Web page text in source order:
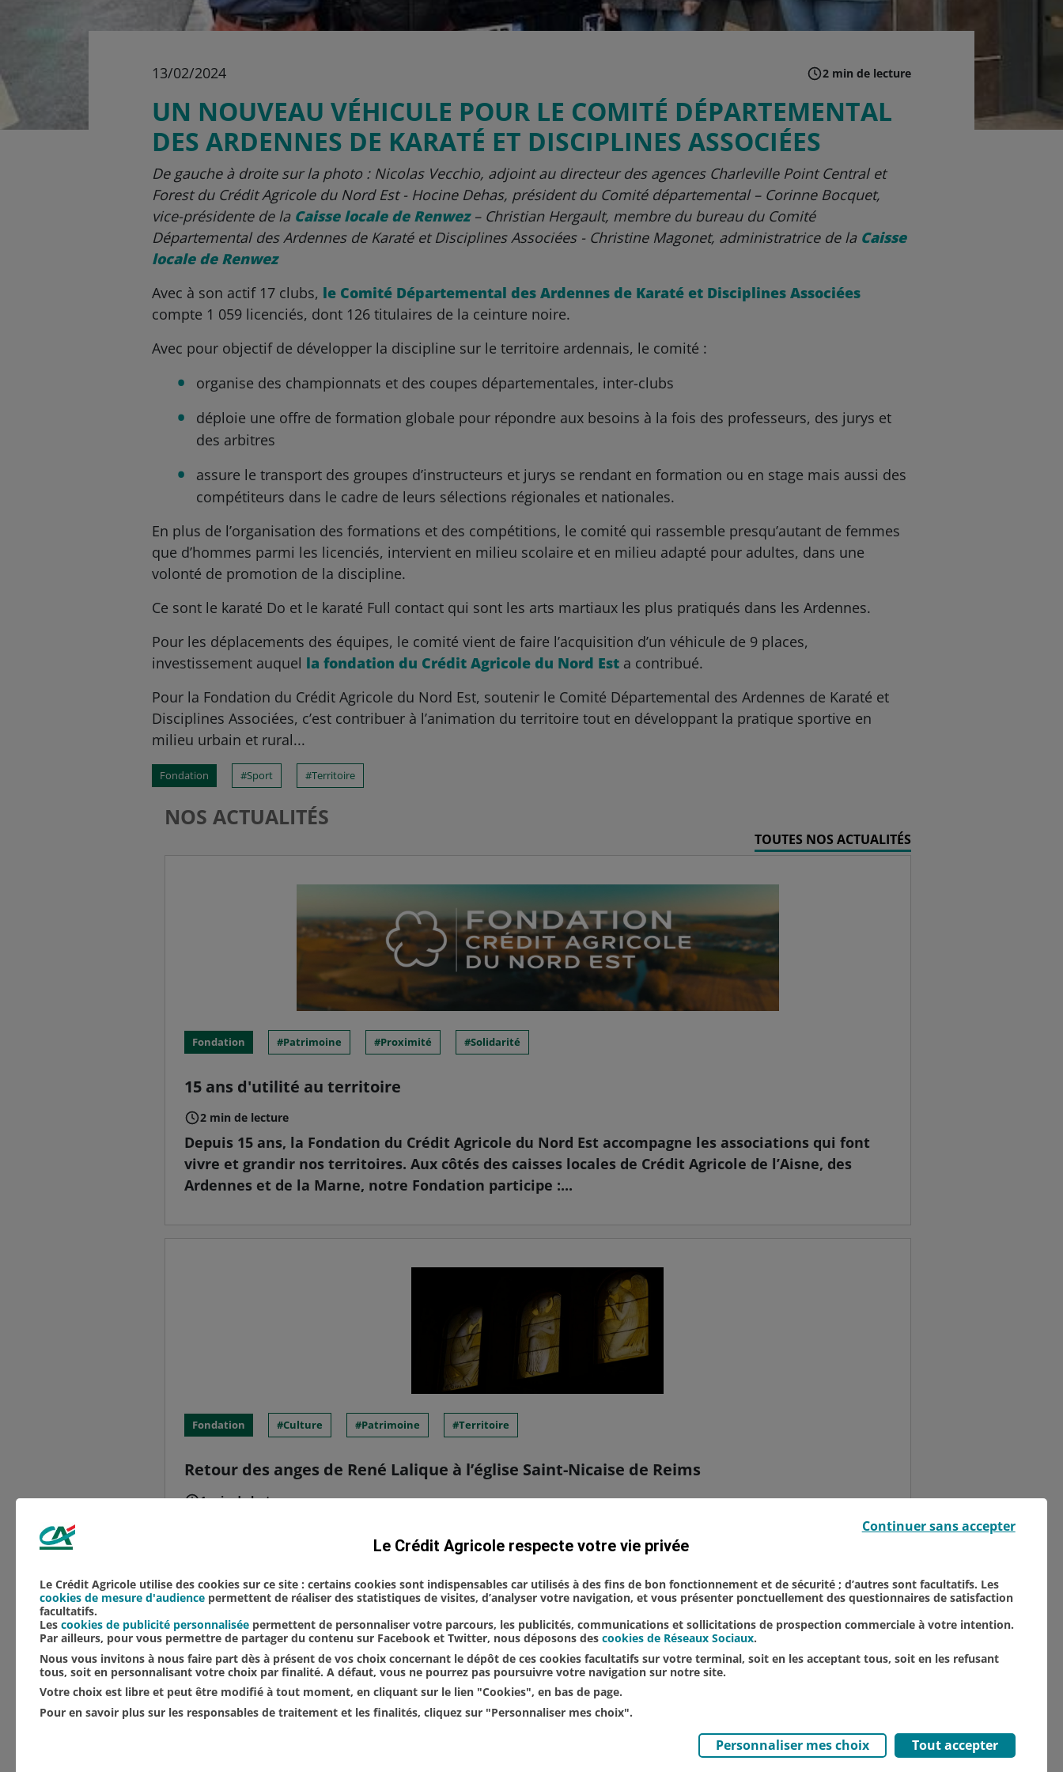
13/02/2024 2 min de lecture
UN NOUVEAU VÉHICULE POUR LE COMITÉ DÉPARTEMENTAL
DES ARDENNES DE KARATÉ ET DISCIPLINES ASSOCIÉES
De gauche à droite sur la photo : Nicolas Vecchio, adjoint au directeur des agences Charleville Point Central et
Forest du Crédit Agricole du Nord Est - Hocine Dehas, président du Comité départemental – Corinne Bocquet,
vice-présidente de la Caisse locale de Renwez– Christian Hergault, membre du bureau du Comité
Départemental des Ardennes de Karaté et Disciplines Associées - Christine Magonet, administratrice de la Caisse
locale de Renwez
Avec à son actif 17 clubs, le Comité Départemental des Ardennes de Karaté et Disciplines Associées
compte 1 059 licenciés, dont 126 titulaires de la ceinture noire.
Avec pour objectif de développer la discipline sur le territoire ardennais, le comité :
organise des championnats et des coupes départementales, inter-clubs
déploie une offre de formation globale pour répondre aux besoins à la fois des professeurs, des jurys et
des arbitres
assure le transport des groupes d’instructeurs et jurys se rendant en formation ou en stage mais aussi des
compétiteurs dans le cadre de leurs sélections régionales et nationales.
En plus de l’organisation des formations et des compétitions, le comité qui rassemble presqu’autant de femmes
que d’hommes parmi les licenciés, intervient en milieu scolaire et en milieu adapté pour adultes, dans une
volonté de promotion de la discipline.
Ce sont le karaté Do et le karaté Full contact qui sont les arts martiaux les plus pratiqués dans les Ardennes.
Pour les déplacements des équipes, le comité vient de faire l’acquisition d’un véhicule de 9 places,
investissement auquel la fondation du Crédit Agricole du Nord Esta contribué.
Pour la Fondation du Crédit Agricole du Nord Est, soutenir le Comité Départemental des Ardennes de Karaté et
Disciplines Associées, c’est contribuer à l’animation du territoire tout en développant la pratique sportive en
milieu urbain et rural...
Fondation Sport Territoire
NOS ACTUALITÉS
TOUTES NOS ACTUALITÉS
Fondation Patrimoine Proximité Solidarité
15 ans d'utilité au territoire
2 min de lecture
Depuis 15 ans, la Fondation du Crédit Agricole du Nord Est accompagne les associations qui font
vivre et grandir nos territoires. Aux côtés des caisses locales de Crédit Agricole de l’Aisne, des
Ardennes et de la Marne, notre Fondation participe :...
Fondation Culture Patrimoine Territoire
Retour des anges de René Lalique à l’église Saint-Nicaise de Reims
1 min de lecture
Grand mécène de la restauration des célèbres anges de René Lalique de l’Église Saint-Nicaise, le
Crédit Agricole du Nord Est était convié à la soirée événement organisée par l’association "Les
Le Crédit Agricole respecte votre vie privée
Le Crédit Agricole utilise des cookies sur ce site : certains cookies sont indispensables car utilisés à des fins de bon fonctionnement et de sécurité ; d’autres sont facultatifs. Les
cookies de mesure d'audience permettent de réaliser des statistiques de visites, d’analyser votre navigation, et vous présenter ponctuellement des questionnaires de satisfaction
facultatifs.
Les cookies de publicité personnalisée permettent de personnaliser votre parcours, les publicités, communications et sollicitations de prospection commerciale à votre intention.
Par ailleurs, pour vous permettre de partager du contenu sur Facebook et Twitter, nous déposons des cookies de Réseaux Sociaux.
Nous vous invitons à nous faire part dès à présent de vos choix concernant le dépôt de ces cookies facultatifs sur votre terminal, soit en les acceptant tous, soit en les refusant
tous, soit en personnalisant votre choix par finalité. A défaut, vous ne pourrez pas poursuivre votre navigation sur notre site.
Votre choix est libre et peut être modifié à tout moment, en cliquant sur le lien "Cookies", en bas de page.
Pour en savoir plus sur les responsables de traitement et les finalités, cliquez sur "Personnaliser mes choix".
Personnaliser mes choix Tout accepter
Continuer sans accepter